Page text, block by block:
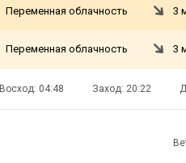
Переменная облачность 3
Переменная облачность 3
Восход: 04:48 Заход: 20:22